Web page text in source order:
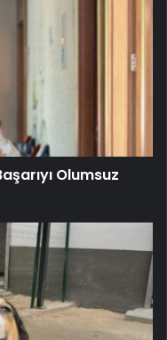
Olumsuz